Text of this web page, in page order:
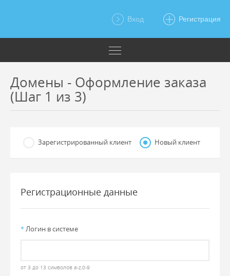
Вход Регистрация
Домены - Оформление заказа
(Шаг 1 из 3)
Зарегистрированный клиент Новый клиент
Регистрационные данные
*Логин в системе
от 3 до 13 символов a-z,0-9